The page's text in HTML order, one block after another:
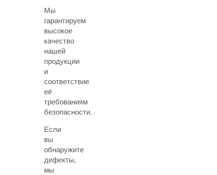
Мы
гарантируем
высокое
качество
нашей
продукции
и
соответствие
её
требованиям
безопасности.
Если
вы
обнаружите
дефекты,
мы